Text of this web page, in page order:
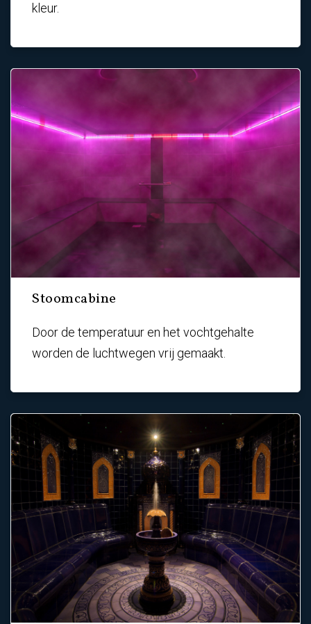
kleur.
Stoomcabine
Door de temperatuur en het vochtgehalte
worden de luchtwegen vrij gemaakt.